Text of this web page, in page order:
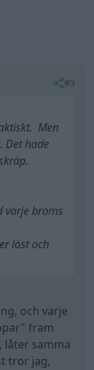
#3
Men
Det hade
varje broms
löst och
och varje
fram
låter samma
tror jag,